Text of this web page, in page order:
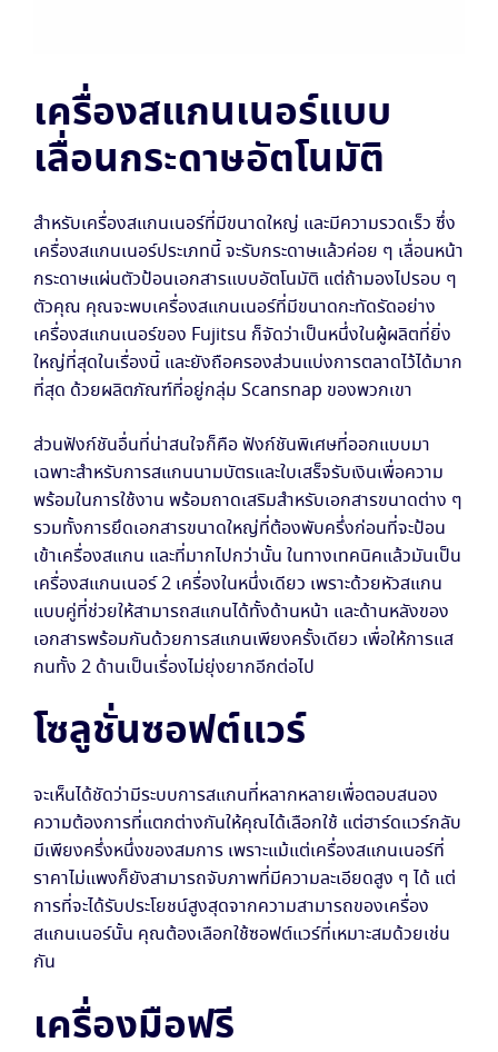
เครื่องสแกนเนอร์แบบ
เลื่อนกระดาษอัตโนมัติ
สำหรับเครื่องสแกนเนอร์ที่มีขนาดใหญ่ และมีความรวดเร็ว ซึ่ง
เครื่องสแกนเนอร์ประเภทนี้ จะรับกระดาษแล้วค่อย ๆ เลื่อนหน้า
กระดาษแผ่นตัวป้อนเอกสารแบบอัตโนมัติ แต่ถ้ามองไปรอบ ๆ
ตัวคุณ คุณจะพบเครื่องสแกนเนอร์ที่มีขนาดกะทัดรัดอย่าง
เครื่องสแกนเนอร์ของ Fujitsu ก็จัดว่าเป็นหนึ่งในผู้ผลิตที่ยิ่ง
ใหญ่ที่สุดในเรื่องนี้ และยังถือครองส่วนแบ่งการตลาดไว้ได้มาก
ที่สุด ด้วยผลิตภัณฑ์ที่อยู่กลุ่ม Scansnap ของพวกเขา
ส่วนฟังก์ชันอื่นที่น่าสนใจก็คือ ฟังก์ชันพิเศษที่ออกแบบมา
เฉพาะสำหรับการสแกนนามบัตรและใบเสร็จรับเงินเพื่อความ
พร้อมในการใช้งาน พร้อมถาดเสริมสำหรับเอกสารขนาดต่าง ๆ
รวมทั้งการยึดเอกสารขนาดใหญ่ที่ต้องพับครึ่งก่อนที่จะป้อน
เข้าเครื่องสแกน และที่มากไปกว่านั้น ในทางเทคนิคแล้วมันเป็น
เครื่องสแกนเนอร์ 2 เครื่องในหนึ่งเดียว เพราะด้วยหัวสแกน
แบบคู่ที่ช่วยให้สามารถสแกนได้ทั้งด้านหน้า และด้านหลังของ
เอกสารพร้อมกันด้วยการสแกนเพียงครั้งเดียว เพื่อให้การแส
กนทั้ง 2 ด้านเป็นเรื่องไม่ยุ่งยากอีกต่อไป
โซลูชั่นซอฟต์แวร์
จะเห็นได้ชัดว่ามีระบบการสแกนที่หลากหลายเพื่อตอบสนอง
ความต้องการที่แตกต่างกันให้คุณได้เลือกใช้ แต่ฮาร์ดแวร์กลับ
มีเพียงครึ่งหนึ่งของสมการ เพราะแม้แต่เครื่องสแกนเนอร์ที่
ราคาไม่แพงก็ยังสามารถจับภาพที่มีความละเอียดสูง ๆ ได้ แต่
การที่จะได้รับประโยชน์สูงสุดจากความสามารถของเครื่อง
สแกนเนอร์นั้น คุณต้องเลือกใช้ซอฟต์แวร์ที่เหมาะสมด้วยเช่น
กัน
เครื่องมือฟรี